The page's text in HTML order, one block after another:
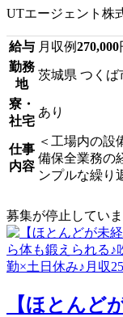
UTエージェント株
給与 月収例270,000
勤務
地
茨城県 つくば
寮・
社宅
あり
仕事
内容
＜工場内の設
備保全業務の
ンプルな繰り
募集が停止してい
【ほとんど